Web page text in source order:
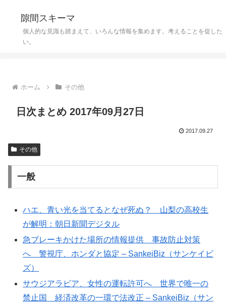
隙間スキーマ
個人的な見識も踏まえて、いろんな情報を集めます。考えることを促した
い。
ホーム その他
日次まとめ 2017年09月27日
2017.09.27
その他
一般
ハエ、青い光を当てるとなぜ死ぬ？ 山梨の高校生
が解明：朝日新聞デジタル
急ブレーキかけた場所の情報提供 事故防止対策
へ 警視庁、ホンダと協定 – SankeiBiz（サンケイビ
ズ）
サウジアラビア、女性の運転許可へ 世界で唯一の
禁止国 経済改革の一環で法改正 – SankeiBiz（サン